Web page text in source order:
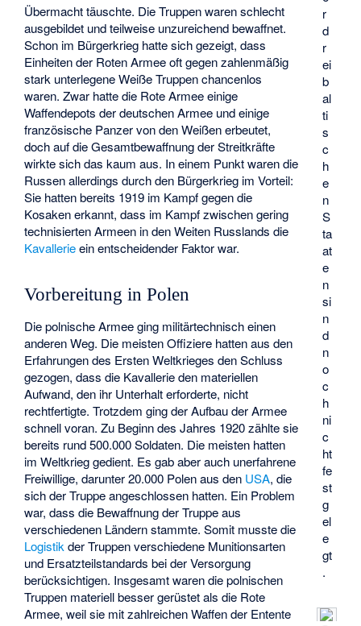
r
d
r
ei
b
al
ti
s
c
h
e
n
S
ta
at
e
n
si
n
d
n
o
c
h
ni
c
ht
fe
st
g
el
e
gt
.
Übermacht täuschte. Die Truppen waren schlecht
ausgebildet und teilweise unzureichend bewaffnet.
Schon im Bürgerkrieg hatte sich gezeigt, dass
Einheiten der Roten Armee oft gegen zahlenmäßig
stark unterlegene Weiße Truppen chancenlos
waren. Zwar hatte die Rote Armee einige
Waffendepots der deutschen Armee und einige
französische Panzer von den Weißen erbeutet,
doch auf die Gesamtbewaffnung der Streitkräfte
wirkte sich das kaum aus. In einem Punkt waren die
Russen allerdings durch den Bürgerkrieg im Vorteil:
Sie hatten bereits 1919 im Kampf gegen die
Kosaken erkannt, dass im Kampf zwischen gering
technisierten Armeen in den Weiten Russlands die
Kavallerieein entscheidender Faktor war.
Vorbereitung in Polen
Die polnische Armee ging militärtechnisch einen
anderen Weg. Die meisten Offiziere hatten aus den
Erfahrungen des Ersten Weltkrieges den Schluss
gezogen, dass die Kavallerie den materiellen
Aufwand, den ihr Unterhalt erforderte, nicht
rechtfertigte. Trotzdem ging der Aufbau der Armee
schnell voran. Zu Beginn des Jahres 1920 zählte sie
bereits rund 500.000 Soldaten. Die meisten hatten
im Weltkrieg gedient. Es gab aber auch unerfahrene
Freiwillige, darunter 20.000 Polen aus den USA, die
sich der Truppe angeschlossen hatten. Ein Problem
war, dass die Bewaffnung der Truppe aus
verschiedenen Ländern stammte. Somit musste die
Logistik der Truppen verschiedene Munitionsarten
und Ersatzteilstandards bei der Versorgung
berücksichtigen. Insgesamt waren die polnischen
Truppen materiell besser gerüstet als die Rote
Armee, weil sie mit zahlreichen Waffen der Entente